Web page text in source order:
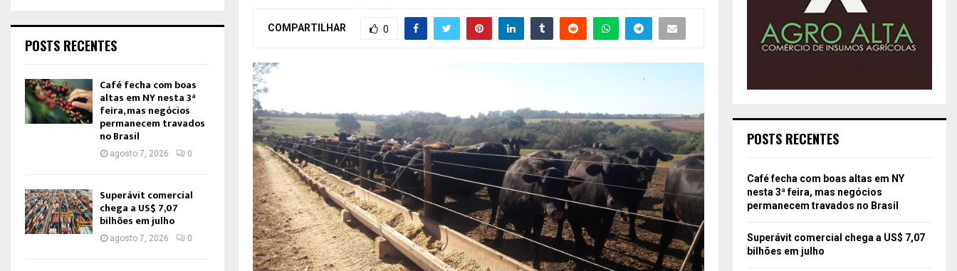
COMPARTILHAR 0
POSTS RECENTES
Café fecha com boas
altas em NY nesta 3ª
feira, mas negócios
permanecem travados
no Brasil
agosto 7, 2026 0
Superávit comercial
chega a US$ 7,07
bilhões em julho
agosto 7, 2026 0
POSTS RECENTES
Café fecha com boas altas em NY
nesta 3ª feira, mas negócios
permanecem travados no Brasil
Superávit comercial chega a US$ 7,07
bilhões em julho